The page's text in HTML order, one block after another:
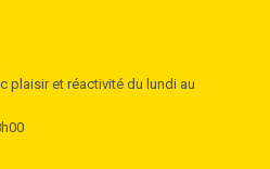
plaisir et réactivité du lundi au